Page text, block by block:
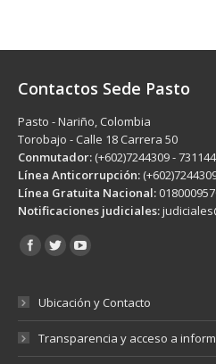
Contactos Sede Pasto
Pasto - Nariño, Colombia
Torobajo - Calle 18 Carrera 50
Conmutador: (+602)7244309 -
Línea Anticorrupción:
Línea Gratuita Nacional:
Notificaciones judiciales:
Encuéntranos en:
Ubicación y Contacto
Transparencia y acceso a